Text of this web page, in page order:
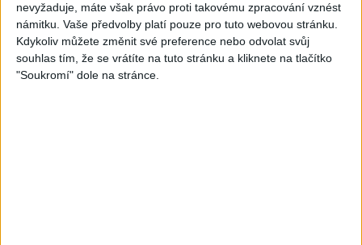
nevyžaduje, máte však právo proti takovému zpracování vznést
námitku. Vaše předvolby platí pouze pro tuto webovou stránku.
Kdykoliv můžete změnit své preference nebo odvolat svůj
souhlas tím, že se vrátíte na tuto stránku a kliknete na tlačítko
"Soukromí" dole na stránce.
AGRIM BAND – Našti
bisterav ( COVER )
0views
AGRIM BAND – FOX – Jedna
pravda je ( COVER )